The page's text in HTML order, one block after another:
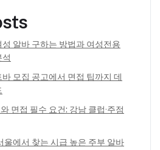
알바 구하는 방법과 여성전용
모집 공고에서 면접 팁까지 데
면접 필수 요건: 강남 클럽·주점
울에서 찾는 시급 높은 주부 알바